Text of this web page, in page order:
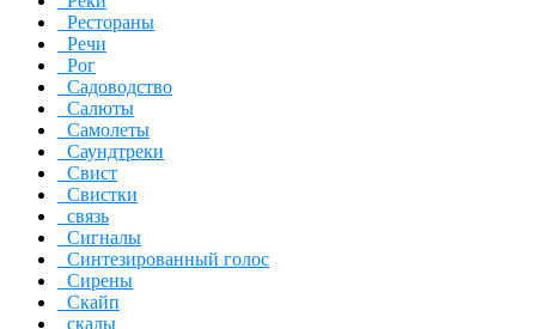
Рестораны
Речи
Рог
Садоводство
Салюты
Самолеты
Саундтреки
Свист
Свистки
связь
Сигналы
Синтезированный голос
Сирены
Скайп
скалы